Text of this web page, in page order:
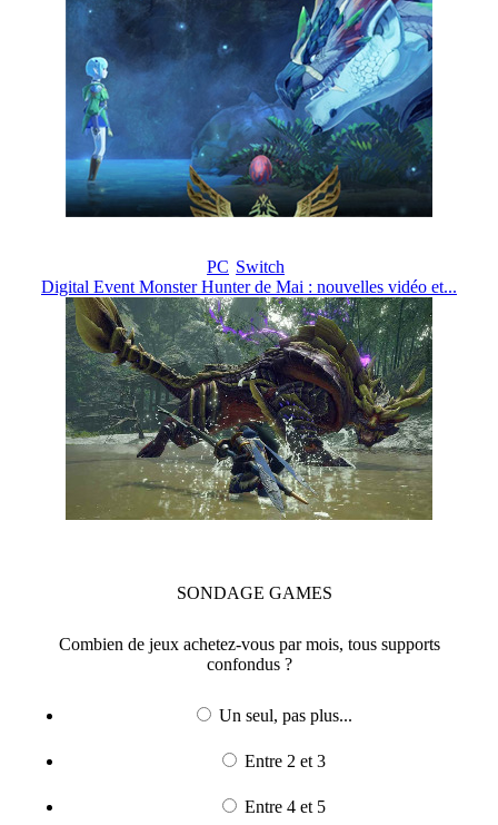
PC Switch
Digital Event Monster Hunter de Mai : nouvelles vidéo et...
SONDAGE GAMES
Combien de jeux achetez-vous par mois, tous supports
confondus ?
Un seul, pas plus...
Entre 2 et 3
Entre 4 et 5